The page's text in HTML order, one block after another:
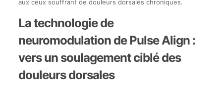
aux ceux souffrant de douleurs dorsales chroniques.
La technologie de
neuromodulation de Pulse Align :
vers un soulagement ciblé des
douleurs dorsales